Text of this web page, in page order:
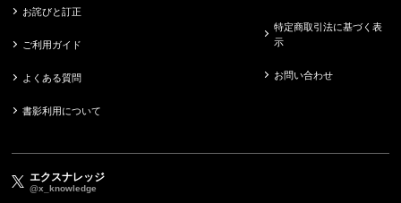
お詫びと訂正
ご利用ガイド
よくある質問
書影利用について
特定商取引法に基づく表
示
お問い合わせ
エクスナレッジ
@x_knowledge